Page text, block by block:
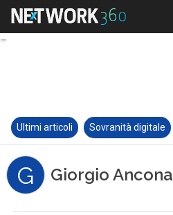
Ultimi articoli Sovranità digitale
G Giorgio Ancona